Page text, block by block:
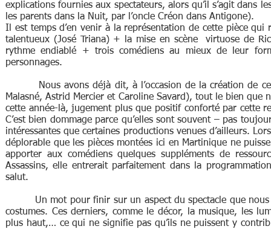
explications fournies aux spectateurs, alors qu’il s’agit dans
les parents dans la Nuit, par l’oncle Créon dans Antigone).
Il est temps d’en venir à la représentation de cette pièce
talentueux (José Triana) + la mise en scène virtuose de
rythme endiablé + trois comédiens au mieux de leur
personnages.
Nous avons déjà dit, à l’occasion de la création de
Malasné, Astrid Mercier et Caroline Savard), tout le bien
cette année-là, jugement plus que positif conforté par cette
C’est bien dommage parce qu’elles sont souvent – pas
intéressantes que certaines productions venues d’ailleurs.
déplorable que les pièces montées ici en Martinique ne
apporter aux comédiens quelques suppléments de
Assassins, elle entrerait parfaitement dans la
salut.
Un mot pour finir sur un aspect du spectacle que nous
costumes. Ces derniers, comme le décor, la musique, les
plus haut,… ce qui ne signifie pas qu’ils ne puissent y